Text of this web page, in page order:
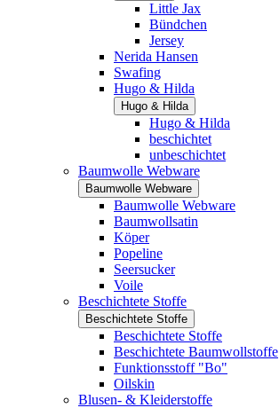
Little Jax
Bündchen
Jersey
Nerida Hansen
Swafing
Hugo & Hilda
Hugo & Hilda
Hugo & Hilda
beschichtet
unbeschichtet
Baumwolle Webware
Baumwolle Webware
Baumwolle Webware
Baumwollsatin
Köper
Popeline
Seersucker
Voile
Beschichtete Stoffe
Beschichtete Stoffe
Beschichtete Stoffe
Beschichtete Baumwollstoffe
Funktionsstoff "Bo"
Oilskin
Blusen- & Kleiderstoffe